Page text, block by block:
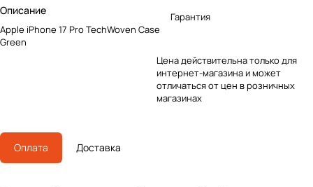
Описание
Apple iPhone 17 Pro TechWoven Case
Green
Гарантия
Цена действительна только для
интернет-магазина и может
отличаться от цен в розничных
магазинах
Оплата Доставка